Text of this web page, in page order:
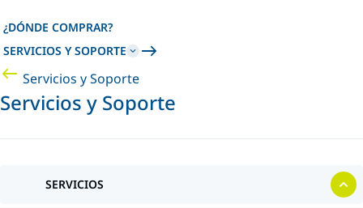
¿DÓNDE COMPRAR?
SERVICIOS Y SOPORTE
Servicios y Soporte
Servicios y Soporte
SERVICIOS